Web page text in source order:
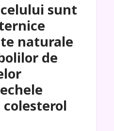
sunt
naturale
de